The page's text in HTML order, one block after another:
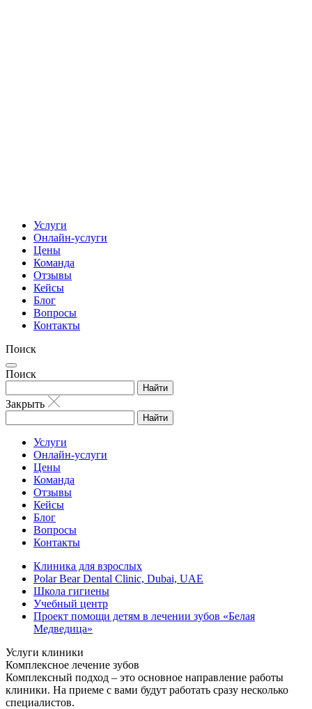
Услуги
Онлайн-услуги
Цены
Команда
Отзывы
Кейсы
Блог
Вопросы
Контакты
Поиск
Поиск
Найти
Закрыть
Найти
Услуги
Онлайн-услуги
Цены
Команда
Отзывы
Кейсы
Блог
Вопросы
Контакты
Клиника для взрослых
Polar Bear Dental Clinic, Dubai, UAE
Школа гигиены
Учебный центр
Проект помощи детям в лечении зубов «Белая
Медведица»
Услуги клиники
Комплексное лечение зубов
Комплексный подход – это основное направление работы
клиники. На приеме с вами будут работать сразу несколько
специалистов.